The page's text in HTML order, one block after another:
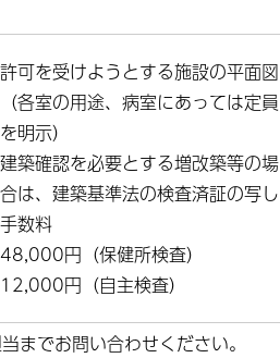
許可を受けようとする施設の平面図
（各室の用途、病室にあっては定員
を明示）
建築確認を必要とする増改築等の場
合は、建築基準法の検査済証の写し
手数料
48,000円（保健所検査）
12,000円（自主検査）
までお問い合わせください。